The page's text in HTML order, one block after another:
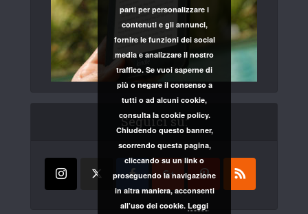
Seguici su:
parti per personalizzare i
contenuti e gli annunci,
fornire le funzioni dei social
media e analizzare il nostro
traffico. Se vuoi saperne di
più o negare il consenso a
tutti o ad alcuni cookie,
consulta la cookie policy.
Chiudendo questo banner,
scorrendo questa pagina,
cliccando su un link o
proseguendo la navigazione
in altra maniera, acconsenti
all’uso dei cookie. Leggi